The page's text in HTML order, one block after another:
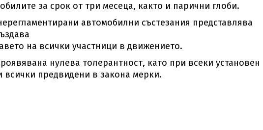
за срок от три месеца, както и парични глоби.
автомобилни състезания представлява
на всички участници в движението.
нулева толерантност, като при всеки установен
предвидени в закона мерки.